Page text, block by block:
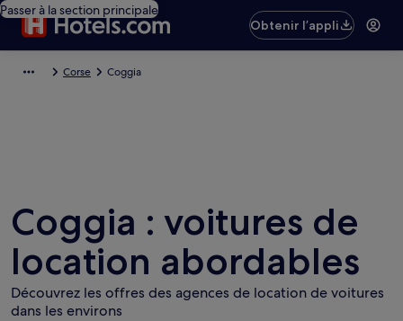
Passer à la section principale
Obtenir l’appli
Corse Coggia
Coggia : voitures de
location abordables
Découvrez les offres des agences de location de voitures
dans les environs